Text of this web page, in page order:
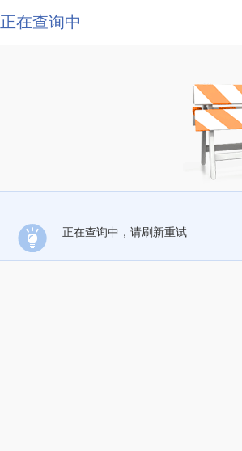
正在查询中
正在查询中，请刷新重试